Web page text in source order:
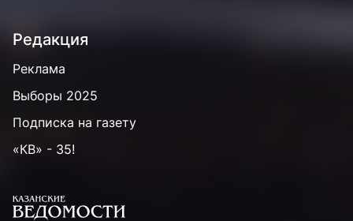
Редакция
Реклама
Выборы 2025
Подписка на газету
«КВ» - 35!